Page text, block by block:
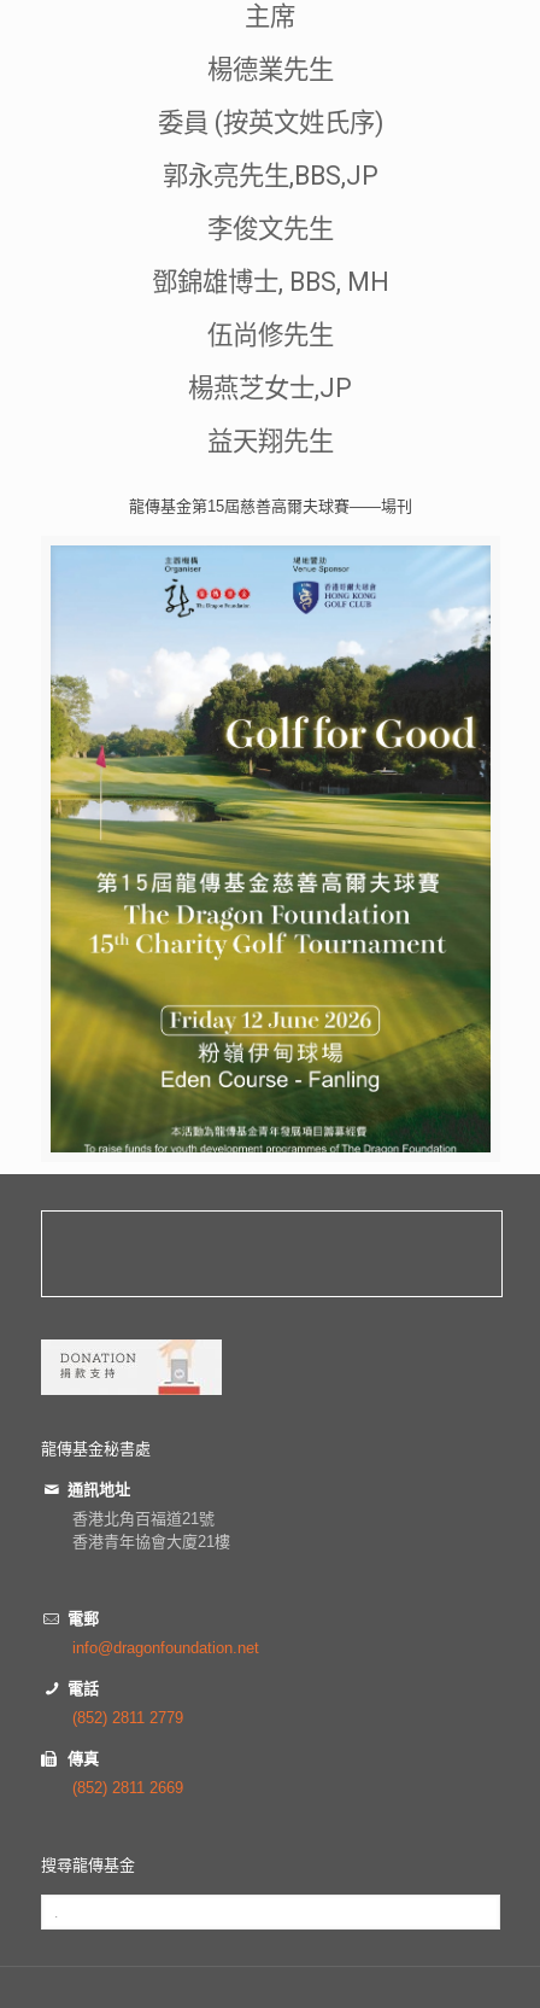
主席
楊德業先生
委員 (按英文姓氏序)
郭永亮先生,BBS,JP
李俊文先生
鄧錦雄博士, BBS, MH
伍尚修先生
楊燕芝女士,JP
益天翔先生
龍傳基金第15屆慈善高爾夫球賽——場刊
龍傳基金秘書處
通訊地址
香港北角百福道21號
香港青年協會大廈21樓
電郵
info@dragonfoundation.net
電話
(852) 2811 2779
傳真
(852) 2811 2669
搜尋龍傳基金